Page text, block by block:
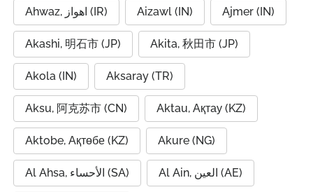
Ahwaz, اهواز (IR) Aizawl (IN) Ajmer (IN)
Akashi, 明石市 (JP) Akita, 秋田市 (JP)
Akola (IN) Aksaray (TR)
Aksu, 阿克苏市 (CN) Aktau, Ақтау (KZ)
Aktobe, Ақтөбе (KZ) Akure (NG)
Al Ahsa, الأحساء (SA) Al Ain, العين (AE)